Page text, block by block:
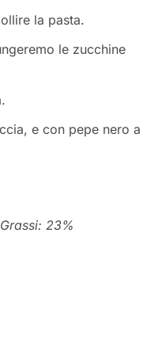
la pasta.
le zucchine
e con pepe nero a
23%